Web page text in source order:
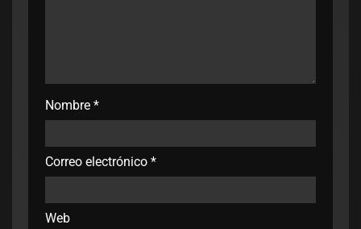
Nombre *
Correo electrónico *
Web